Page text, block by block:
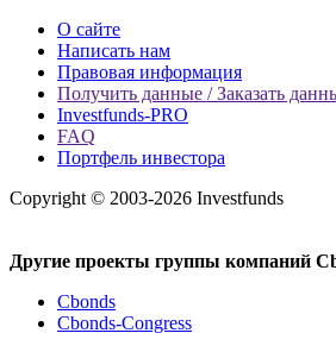
О сайте
Написать нам
Правовая информация
Получить данные / Заказать
Investfunds-PRO
FAQ
Портфель инвестора
Copyright © 2003-2026 Investfunds
Другие проекты группы компаний
Cbonds
Cbonds-Congress